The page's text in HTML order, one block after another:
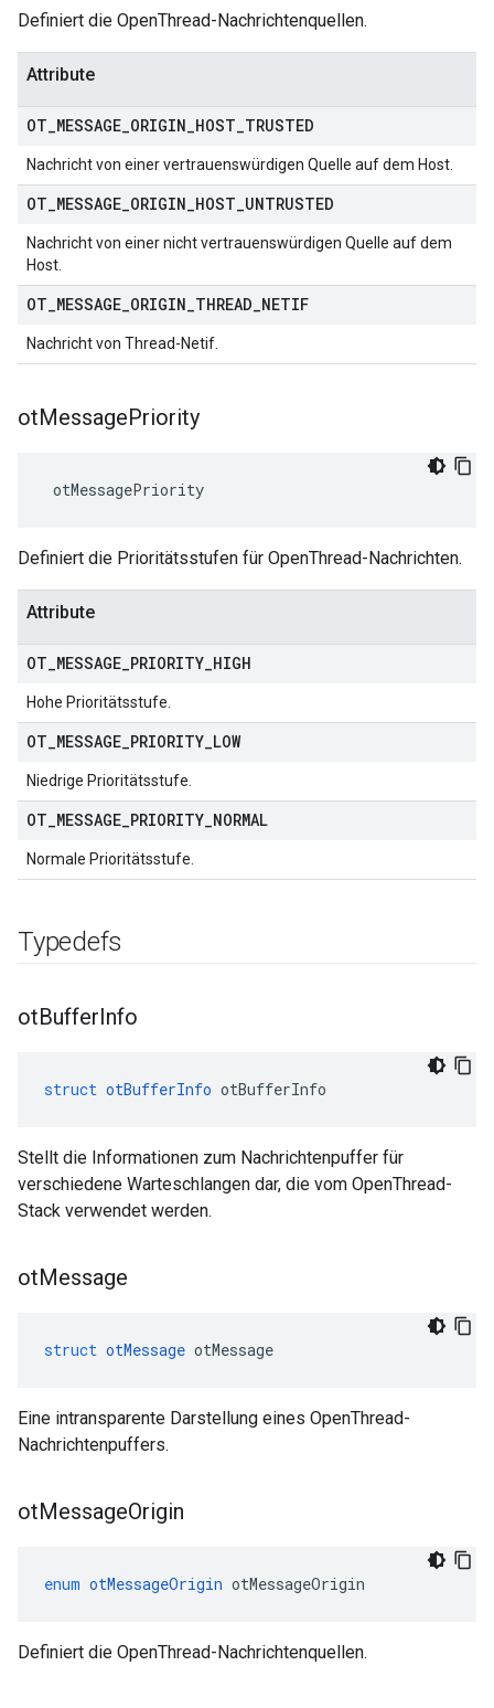
Definiert die OpenThread-Nachrichtenquellen.
Attribute
OT MESSAGE ORIGIN HOST TRUSTED
Nachricht von einer vertrauenswürdigen Quelle auf dem Host.
OT MESSAGE ORIGIN HOST UNTRUSTED
Nachricht von einer nicht vertrauenswürdigen Quelle auf dem
Host.
OT MESSAGE ORIGIN THREAD NETIF
Nachricht von Thread-Netif.
otMessagePriority
otMessagePriority
Definiert die Prioritätsstufen für OpenThread-Nachrichten.
Attribute
OT MESSAGE PRIORITY HIGH
Hohe Prioritätsstufe.
OT MESSAGE PRIORITY LOW
Niedrige Prioritätsstufe.
OT MESSAGE PRIORITY NORMAL
Normale Prioritätsstufe.
Typedefs
otBufferInfo
struct otBufferInfo otBufferInfo
Stellt die Informationen zum Nachrichtenpuffer für
verschiedene Warteschlangen dar, die vom OpenThread-
Stack verwendet werden.
otMessage
struct otMessage otMessage
Eine intransparente Darstellung eines OpenThread-
Nachrichtenpuffers.
otMessageOrigin
enum otMessageOrigin otMessageOrigin
Definiert die OpenThread-Nachrichtenquellen.